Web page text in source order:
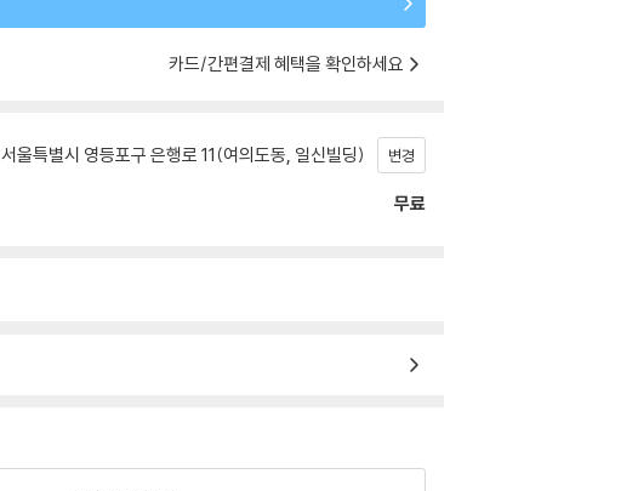
카드/간편결제 혜택을 확인하세요
서울특별시 영등포구 은행로 11(여의도동, 일신빌딩) 변경
무료